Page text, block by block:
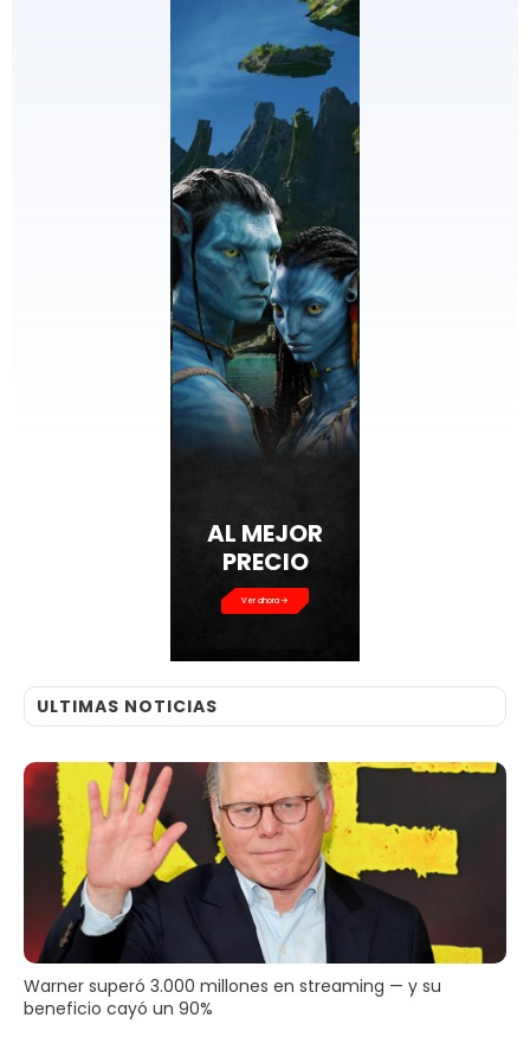
AL MEJOR
PRECIO
Ver ahora
ULTIMAS NOTICIAS
Warner superó 3.000 millones en streaming — y su
beneficio cayó un 90%